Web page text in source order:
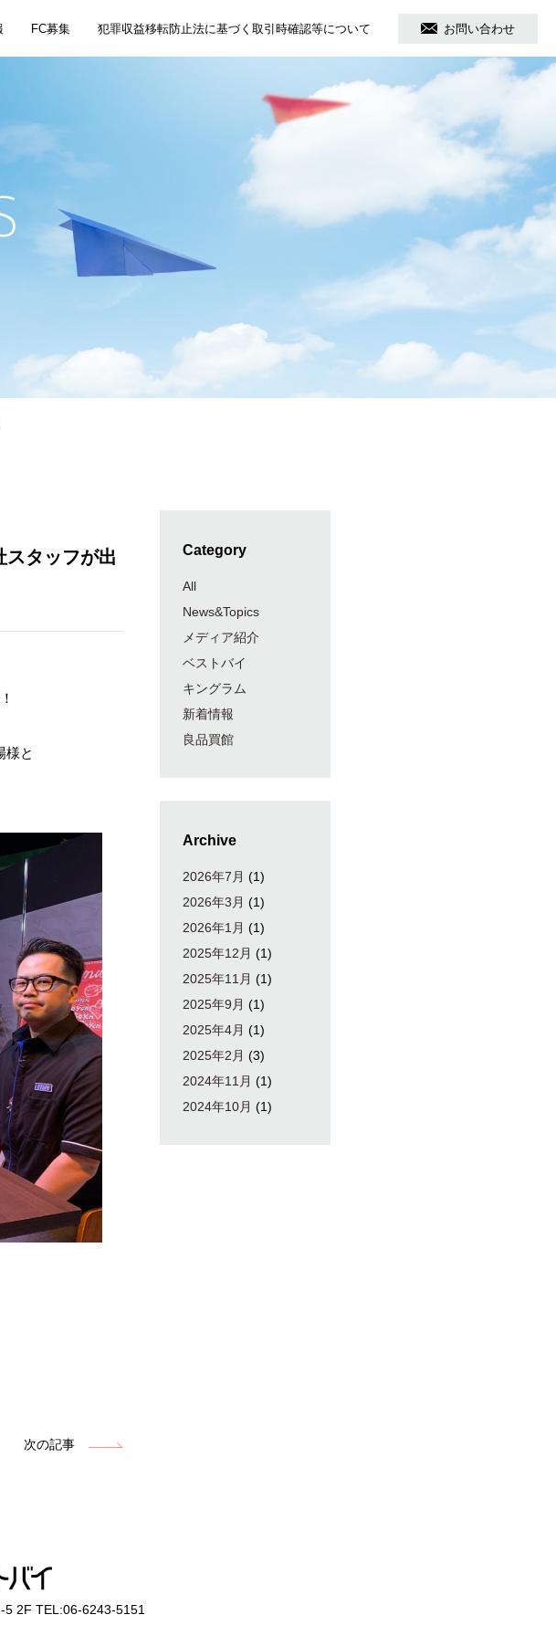
FC募集 犯罪収益移転防止法に基づく取引時確認等について お問い合わせ
タッフが出
様と
次の記事
Category
All
News&Topics
メディア紹介
ベストバイ
キングラム
新着情報
良品買館
Archive
2026年7月 (1)
2026年3月 (1)
2026年1月 (1)
2025年12月 (1)
2025年11月 (1)
2025年9月 (1)
2025年4月 (1)
2025年2月 (3)
2024年11月 (1)
2024年10月 (1)
5 2F TEL:06-6243-5151